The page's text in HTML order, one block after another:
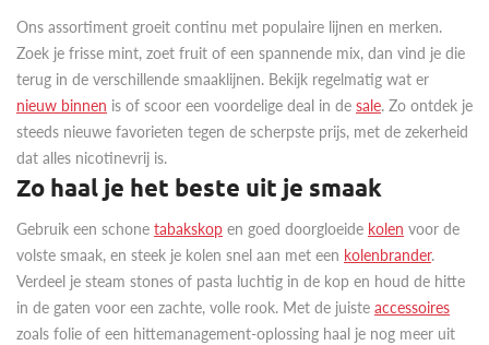
Ons assortiment groeit continu met populaire lijnen en merken.
Zoek je frisse mint, zoet fruit of een spannende mix, dan vind je die
terug in de verschillende smaaklijnen. Bekijk regelmatig wat er
nieuw binnen is of scoor een voordelige deal in de sale. Zo ontdek je
steeds nieuwe favorieten tegen de scherpste prijs, met de zekerheid
dat alles nicotinevrij is.
Zo haal je het beste uit je smaak
Gebruik een schone tabakskop en goed doorgloeide kolen voor de
volste smaak, en steek je kolen snel aan met een kolenbrander.
Verdeel je steam stones of pasta luchtig in de kop en houd de hitte
in de gaten voor een zachte, volle rook. Met de juiste accessoires
zoals folie of een hittemanagement-oplossing haal je nog meer uit